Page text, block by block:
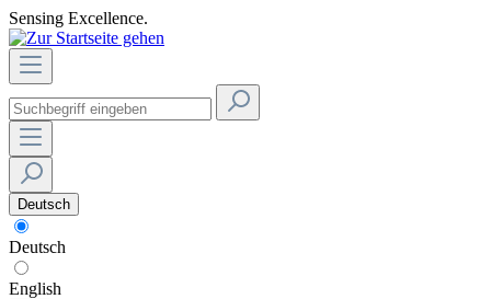
Sensing Excellence.
Deutsch
Deutsch
English